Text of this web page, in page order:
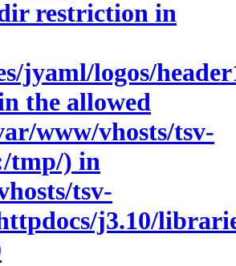
restriction in
jyaml/logos/
the allowed
www/vhosts/tsv-
tmp/) in
tsv-
j3.10/